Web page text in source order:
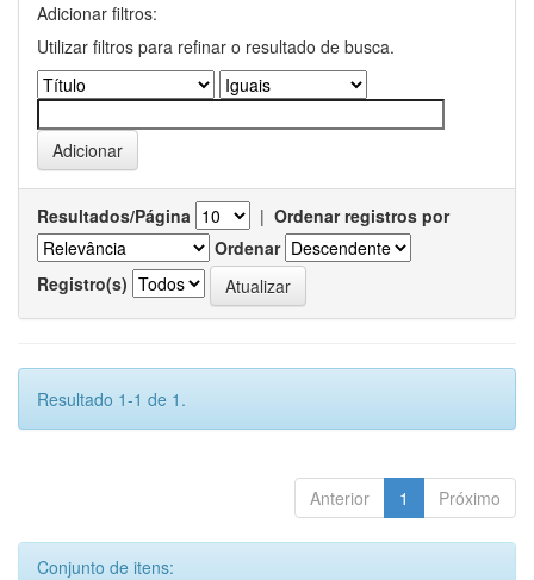
Adicionar filtros:
Utilizar filtros para refinar o resultado de busca.
Resultados/Página | Ordenar registros por
Ordenar
Registro(s)
Resultado 1-1 de 1.
Anterior 1 Próximo
Conjunto de itens: